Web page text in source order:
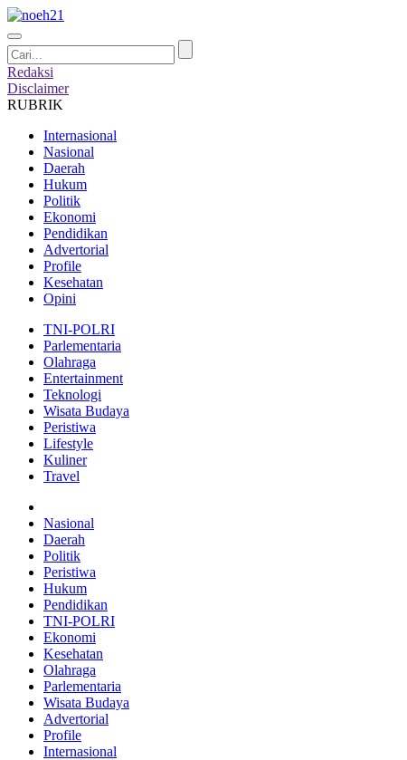
Redaksi
Disclaimer
RUBRIK
Internasional
Nasional
Daerah
Hukum
Politik
Ekonomi
Pendidikan
Advertorial
Profile
Kesehatan
Opini
TNI-POLRI
Parlementaria
Olahraga
Entertainment
Teknologi
Wisata Budaya
Peristiwa
Lifestyle
Kuliner
Travel
Nasional
Daerah
Politik
Peristiwa
Hukum
Pendidikan
TNI-POLRI
Ekonomi
Kesehatan
Olahraga
Parlementaria
Wisata Budaya
Advertorial
Profile
Internasional